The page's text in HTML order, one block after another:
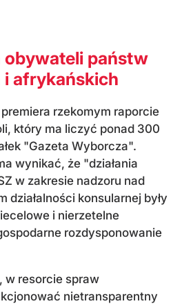
państw
i afrykańskich
rzekomym raporcie
który ma liczyć ponad 300
"Gazeta Wyborcza".
wynikać, że "działania
w zakresie nadzoru nad
działalności konsularnej były
i nierzetelne
rozdysponowanie
w resorcie spraw
nietransparentny